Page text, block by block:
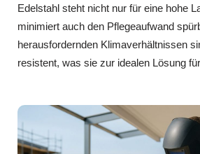
Edelstahl steht nicht nur für eine hohe
minimiert auch den Pflegeaufwand
herausfordernden Klimaverhältnissen
resistent, was sie zur idealen Lösung